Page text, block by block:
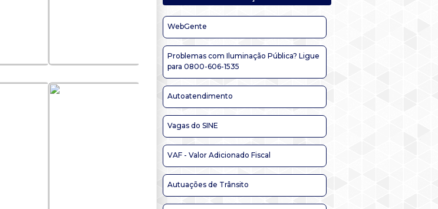
WebGente
Problemas com Iluminação Pública? Ligue
para 0800-606-1535
Autoatendimento
Vagas do SINE
VAF - Valor Adicionado Fiscal
Autuações de Trânsito